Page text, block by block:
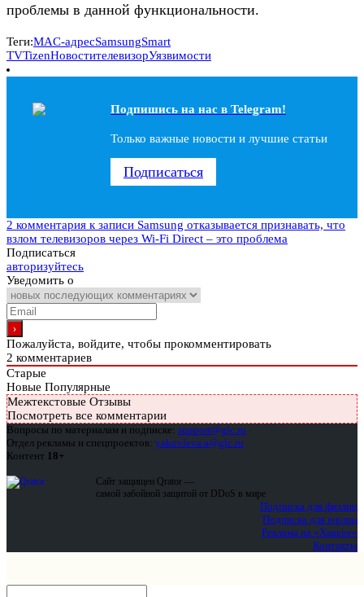
проблемы в данной функциональности.
Теги:MAC-адресSamsungSmart
TVTizenНовостителевизорУязвимости
Подпишись на наc в Telegram!
Только важные новости и лучшие статьи
Подписаться
2 комментария к записи Samsung отказывается признавать, что
взлом телевизоров через Wi-Fi Direct – это проблема
Подписаться
авторизуйтесь
Уведомить о
Пожалуйста, войдите, чтобы прокомментировать
2 комментариев
Старые
Новые Популярные
Межтекстовые Отзывы
Посмотреть все комментарии
Вопросы по материалам и подписке: support@glc.ru
Отдел рекламы и спецпроектов: yakovleva.a@glc.ru
Контент 18+
Сайт защищен Qrator —
самой забойной защитой от DDoS в мире
Подписка для физлиц
Подписка для юрлиц
Реклама на «Хакере»
Контакты